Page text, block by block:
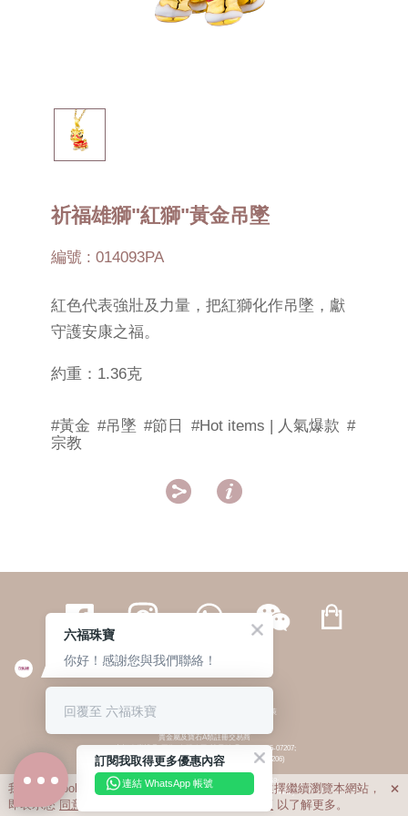
祈福雄獅"紅獅"黃金吊墜
編號 : 014093PA
紅色代表強壯及力量，把紅獅化作吊墜，獻
守護安康之福。
約重：1.36克
#黃金 #吊墜 #節日 #Hot items | 人氣爆款 #
宗教
 
繁體 | 簡体
© 六福集團 版權所有 不得轉載 私隱政策
貴金屬及寶石A類註冊交易商
(六福企業禮品(國際)有限公司-註冊號碼:A-B-24-05-07207;
六福電子商貿有限公司-註冊號碼:A-B-24-05-07206)
貴金屬及寶石B類註冊交易商
(六福集團有限公司-註冊號碼:B-B-24-05-07258;
六福珠寶金行(香港)有限公司-註冊號碼:B-B-24-05-07259)
我們利用cookies為您提供最佳的瀏覽體驗。若您選擇繼續瀏覽本網站，
即表示您 同意 私隱政策 以了解更多。

訂閱我取得更多優惠內容
連結 WhatsApp 帳號
六福珠寶
你好！感謝您與我們聯絡！
回覆至 六福珠寶